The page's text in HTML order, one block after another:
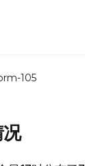
105